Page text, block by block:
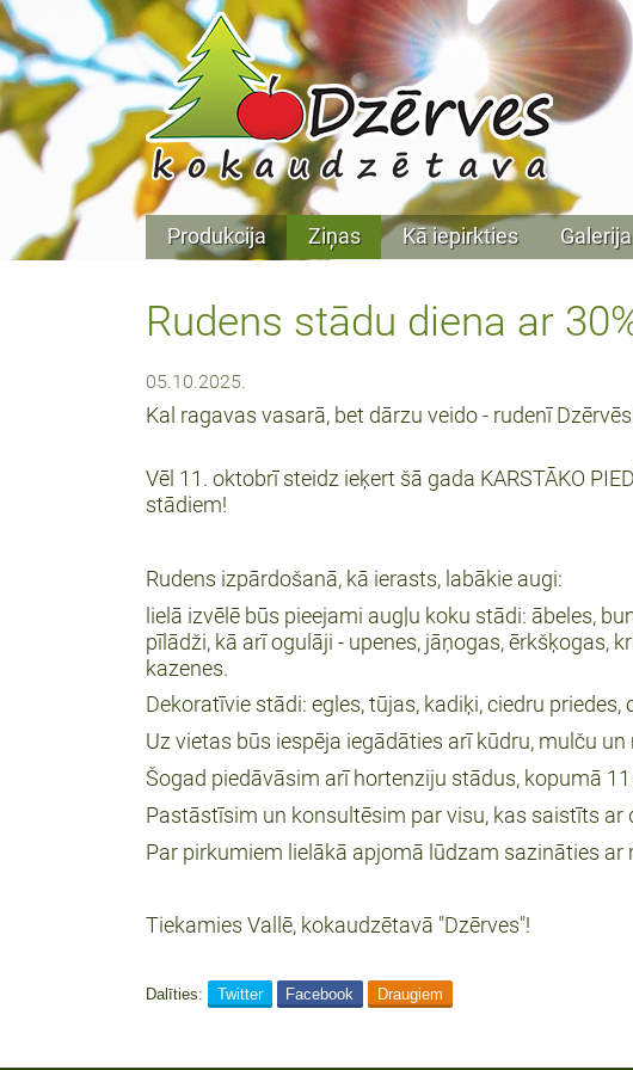
Produkcija Ziņas Kā iepirkties Galerija
Rudens stādu diena ar
05.10.2025.
Kal ragavas vasarā, bet dārzu veido - rudenī
Vēl 11. oktobrī steidz ieķert šā gada KARSTĀKO
stādiem!
Rudens izpārdošanā, kā ierasts, labākie augi:
lielā izvēlē būs pieejami augļu koku stādi: ābeles,
pīlādži, kā arī ogulāji - upenes, jāņogas, ērkšķogas,
kazenes.
Dekoratīvie stādi: egles, tūjas, kadiķi, ciedru priedes,
Uz vietas būs iespēja iegādāties arī kūdru, mulču
Šogad piedāvāsim arī hortenziju stādus, kopumā
Pastāstīsim un konsultēsim par visu, kas saistīts
Par pirkumiem lielākā apjomā lūdzam sazināties ar
Tiekamies Vallē, kokaudzētavā "Dzērves"!
Dalīties: Twitter Facebook Draugiem